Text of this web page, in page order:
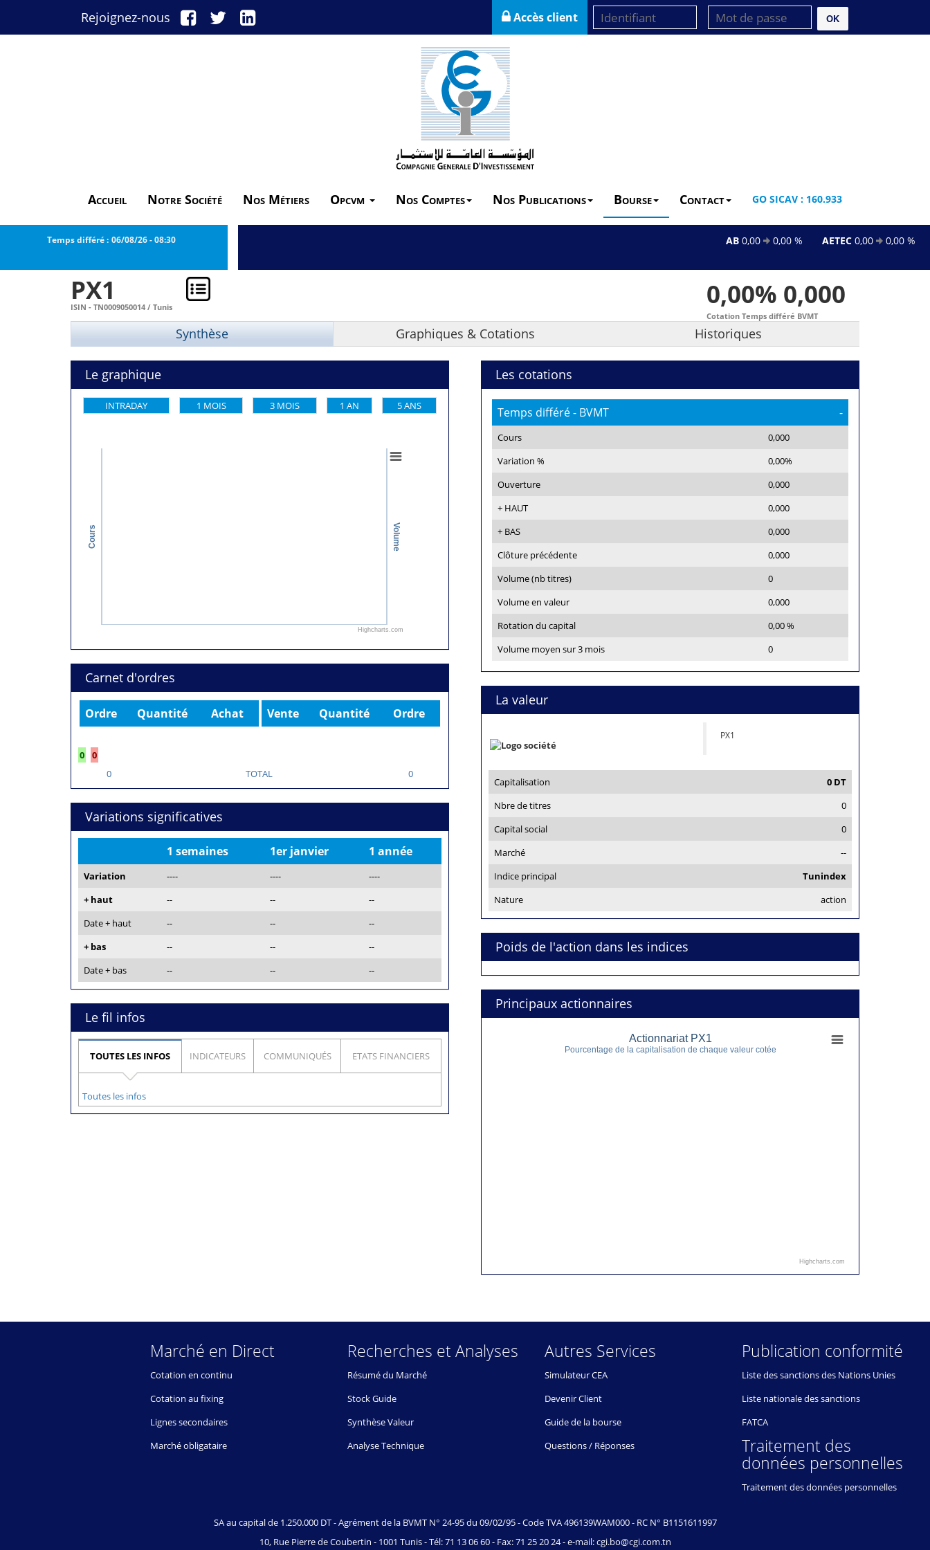
Rejoignez-nous Accès client OK
Accueil Notre Société Nos Métiers Opcvm Nos Comptes Nos Publications Bourse Contact GO SICAV : 160.933
Temps différé : 06/08/26-08:30 0,00 0,00 % AETEC 0,00 0,00 %
PX1
ISIN - TN0009050014 / Tunis 0,00% 0,000
Cotation Temps différé BVMT
Synthèse Graphiques & Cotations Historiques
Le graphique
INTRADAY 1 MOIS 3 MOIS 1 AN 5 ANS
Cours Volume
Highcharts.com
Carnet d'ordres
Ordre Quantité Achat Vente Quantité Ordre
0
0
0
TOTAL 0
Variations significatives
1 semaines 1er janvier 1 année
Variation ---- ----
----
+ haut
-- --
--
Date + haut
-- --
--
+ bas
-- --
--
Date + bas
-- -- --
Le fil infos
TOUTES LES INFOS INDICATEURS COMMUNIQUÉS ETATS FINANCIERS
Toutes les infos
Les cotations
Temps différé - BVMT -
Cours
0,000
Variation %
0,00%
Ouverture
0,000
+ HAUT
0,000
+ BAS
0,000
Clôture précédente
0,000
Volume (nb titres)
0
Volume en valeur
0,000
Rotation du capital
0,00 %
Volume moyen sur 3 mois
0
La valeur
PX1
Capitalisation
0 DT
Nbre de titres
0
Capital social
0
Marché
--
Indice principal
Tunindex
Nature
action
Poids de l'action dans les indices
Principaux actionnaires
Actionnariat PX1
Pourcentage de la capitalisation de chaque valeur cotée
Highcharts.com
Marché en Direct
Cotation en continu
Cotation au fixing
Lignes secondaires
Marché obligataire
Recherches et Analyses
Résumé du Marché
Stock Guide
Synthèse Valeur
Analyse Technique
Autres Services
Simulateur CEA
Devenir Client
Guide de la bourse
Questions / Réponses
Publication conformité
Liste des sanctions des Nations Unies
Liste nationale des sanctions
FATCA
Traitement des
données personnelles
Traitement des données personnelles
SA au capital de 1.250.000 DT - Agrément de la BVMT N° 24-95 du 09/02/95 - Code TVA 496139WAM000 - RC N° B1151611997
10, Rue Pierre de Coubertin - 1001 Tunis - Tél: 71 13 06 60 - Fax: 71 25 20 24 - e-mail: cgi.bo@cgi.com.tn